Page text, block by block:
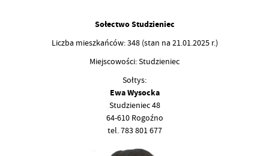
Sołectwo Studzieniec
Liczba mieszkańców: 348 (stan na 21.01.2025 r.)
Miejscowości: Studzieniec
Sołtys:
Ewa Wysocka
Studzieniec 48
64-610 Rogoźno
tel. 783 801 677